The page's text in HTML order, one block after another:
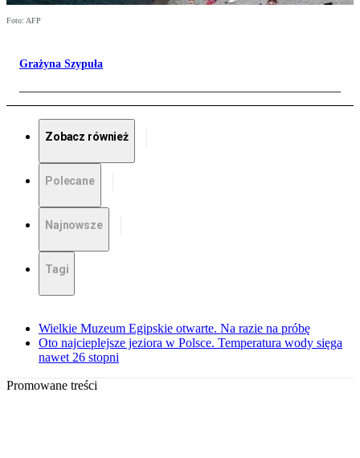
Foto: AFP
Grażyna Szypuła
Zobacz również
Polecane
Najnowsze
Tagi
Wielkie Muzeum Egipskie otwarte. Na razie na próbę
Oto najcieplejsze jeziora w Polsce. Temperatura wody sięga
nawet 26 stopni
Promowane treści